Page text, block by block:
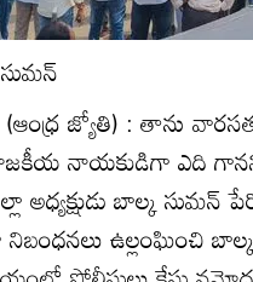
(ఆంధ్ర జ్యోతి) : తాను
నాయకుడిగా ఎది
అధ్యక్షుడు బాల్క
ఉల్లంఘించి